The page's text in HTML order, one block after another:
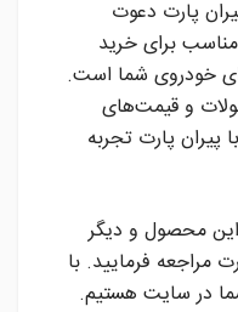
پارت دعوت
برای خرید
خودروی شما است.
و قیمت‌های
پیران پارت تجربه
این محصول و دیگر
مراجعه فرمایید. با
در سایت هستیم.